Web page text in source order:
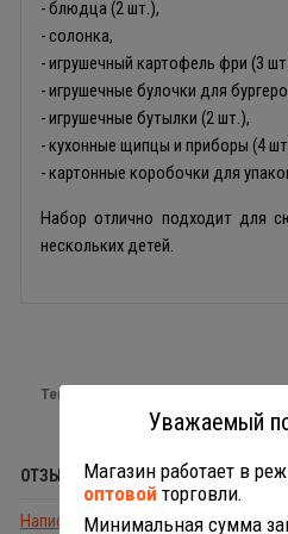
- блюдца (2 шт.),
- солонка,
- игрушечный картофель фри (3
- игрушечные булочки для
- игрушечные бутылки (2 шт.),
- кухонные щипцы и приборы (4
- картонные коробочки для
Набор отлично подходит для
нескольких детей.
Теги:
ОТЗЫВЫ (0)
Написать отзыв
Уважаемый
Магазин работает в
оптовой торговли.
Минимальная сумма